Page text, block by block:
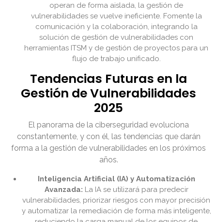
operan de forma aislada, la gestión de
vulnerabilidades se vuelve ineficiente. Fomente la
comunicación y la colaboración, integrando la
solución de gestión de vulnerabilidades con
herramientas ITSM y de gestión de proyectos para un
flujo de trabajo unificado.
Tendencias Futuras en la
Gestión de Vulnerabilidades
2025
El panorama de la ciberseguridad evoluciona
constantemente, y con él, las tendencias que darán
forma a la gestión de vulnerabilidades en los próximos
años.
Inteligencia Artificial (IA) y Automatización
Avanzada: La IA se utilizará para predecir
vulnerabilidades, priorizar riesgos con mayor precisión
y automatizar la remediación de forma más inteligente,